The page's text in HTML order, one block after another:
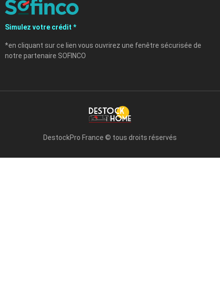
Simulez votre crédit *
*en cliquant sur ce lien vous ouvrirez une fenêtre sécurisée de
notre partenaire SOFINCO
DestockPro France © tous droits réservés